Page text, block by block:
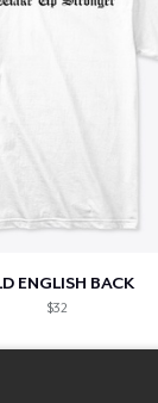
ENGLISH BACK
$32